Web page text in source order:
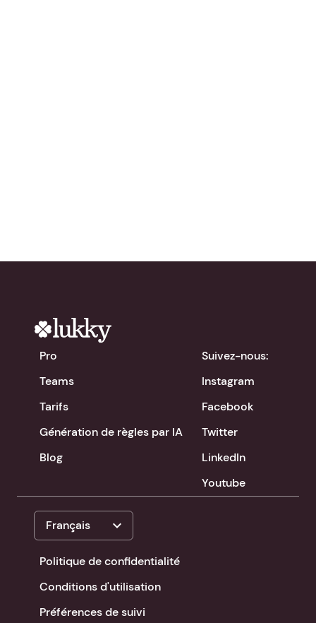
Pro
Teams
Tarifs
Génération de règles par IA
Blog
Suivez-nous:
Instagram
Facebook
Twitter
LinkedIn
Youtube
Français expand_more
Politique de confidentialité
Conditions d'utilisation
Préférences de suivi